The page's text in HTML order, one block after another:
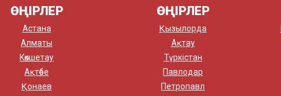
ӨҢІРЛЕР
Астана
Алматы
Көкшетау
Ақтөбе
Қонаев
ӨҢІРЛЕР
Қызылорда
Ақтау
Түркістан
Павлодар
Петропавл